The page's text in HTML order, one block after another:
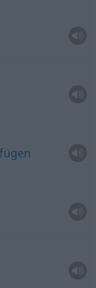
fügen